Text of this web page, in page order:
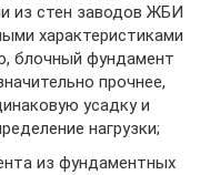
из стен заводов ЖБИ
характеристиками
блочный фундамент
прочнее,
усадку и
нагрузки;
из фундаментных